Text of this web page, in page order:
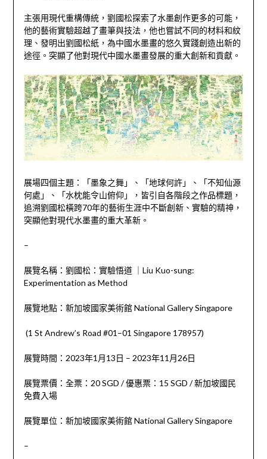
主張用現代重構傳統，劉國松探索了水墨創作更多的可能，
他的藝術實驗超越了畫筆與技法，他也嘗試不同的材料和紋
理、發明出劉國松紙，為中國水墨畫的悠久實踐創造出新的
途徑。突顯了他對現代中國水墨畫發展的重大創新和貢獻。
展場四個主題：「墨象之舞」、「地球何許」、「不知仙源
何處」、「水枕能令山俯仰」，皆引自各階段之作品標題，
追溯劉國松橫跨70年的藝術生涯中不斷創新、實驗的精神，
突顯他對現代水墨畫的重大革新。
–
展覽名稱：劉國松：實驗悟道 ｜Liu Kuo-sung:
Experimentation as Method
展覽地點：新加坡國家美術館 National Gallery Singapore
(1 St Andrew’s Road #01–01 Singapore 178957)
展覽時間：2023年1月13日 – 2023年11月26日
展覽票價：全票：20 SGD / 優惠票：15 SGD / 新加坡國民
免費入場
展覽單位：新加坡國家美術館 National Gallery Singapore
–